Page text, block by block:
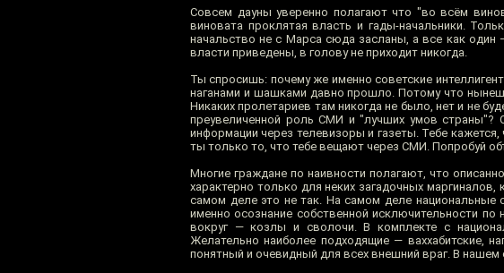
Совсем дауны уверенно полагают что "во всём
виновата проклятая власть и гады-начальники.
начальство не с Марса сюда засланы, а все как
власти приведены, в голову не приходит никогда.
Ты спросишь: почему же именно советские
наганами и шашками давно прошло. Потому что
Никаких пролетариев там никогда не было, нет и не
преувеличенной роль СМИ и "лучших умов страны"?
информации через телевизоры и газеты. Тебе
ты только то, что тебе вещают через СМИ. Попробуй
Многие граждане по наивности полагают, что
характерно только для неких загадочных
самом деле это не так. На самом деле национальные
именно осознание собственной исключительности
вокруг — козлы и сволочи. В комплекте с
Желательно наиболее подходящие — ваххабитские,
понятный и очевидный для всех внешний враг. В нашем